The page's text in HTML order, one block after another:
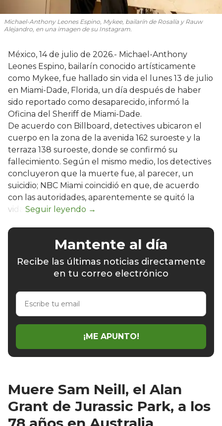
Michael-Anthony Leones Espino, Mykee, bailarín de Rosalía y Rauw
Alejandro, en una imagen de su Instagram.
México, 14 de julio de 2026.- Michael-Anthony
Leones Espino, bailarín conocido artísticamente
como Mykee, fue hallado sin vida el lunes 13 de julio
en Miami-Dade, Florida, un día después de haber
sido reportado como desaparecido, informó la
Oficina del Sheriff de Miami-Dade.
De acuerdo con Billboard, detectives ubicaron el
cuerpo en la zona de la avenida 162 suroeste y la
terraza 138 suroeste, donde se confirmó su
fallecimiento. Según el mismo medio, los detectives
concluyeron que la muerte fue, al parecer, un
suicidio; NBC Miami coincidió en que, de acuerdo
con las autoridades, aparentemente se quitó la
vida.
Mantente al día
Recibe las últimas noticias directamente
en tu correo electrónico
Escribe
email
¡ME APUNTO!
Muere Sam Neill, el Alan
Grant de Jurassic Park, a los